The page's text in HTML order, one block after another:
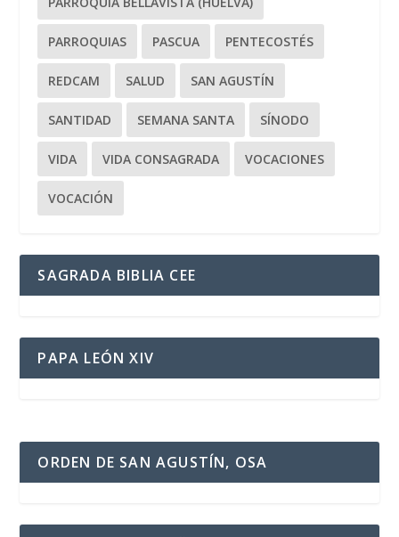
PARROQUIAS PASCUA PENTECOSTÉS
REDCAM SALUD SAN AGUSTÍN
SANTIDAD SEMANA SANTA SÍNODO
VIDA VIDA CONSAGRADA VOCACIONES
VOCACIÓN
SAGRADA BIBLIA CEE
PAPA LEÓN XIV
ORDEN DE SAN AGUSTÍN, OSA